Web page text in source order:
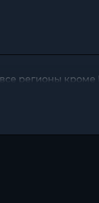
регионы кроме